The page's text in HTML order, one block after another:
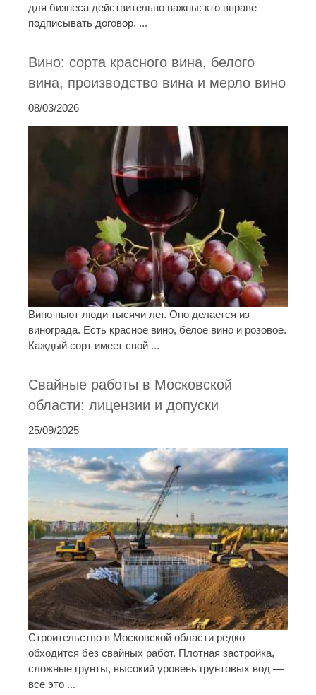
для бизнеса действительно важны: кто вправе
подписывать договор, ...
Вино: сорта красного вина, белого
вина, производство вина и мерло вино
08/03/2026
Вино пьют люди тысячи лет. Оно делается из
винограда. Есть красное вино, белое вино и розовое.
Каждый сорт имеет свой ...
Свайные работы в Московской
области: лицензии и допуски
25/09/2025
Строительство в Московской области редко
обходится без свайных работ. Плотная застройка,
сложные грунты, высокий уровень грунтовых вод —
все это ...